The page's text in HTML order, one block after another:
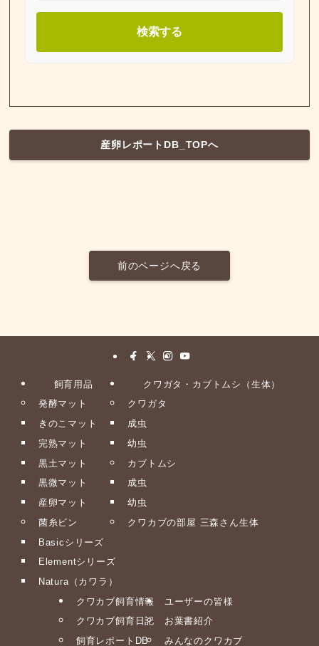
検索する
産卵レポートDB_TOPへ
前のページへ戻る
飼育用品
発酵マット
きのこマット
完熟マット
黒土マット
黒微マット
産卵マット
菌糸ビン
Basicシリーズ
Elementシリーズ
Natura（カワラ）
クワガタ・カブトムシ（生体）
クワガタ
成虫
幼虫
カブトムシ
成虫
幼虫
クワカブの部屋 三森さん生体
クワカブ飼育情報
クワカブ飼育日記
飼育レポートDB
ユーザーの皆様
お葉書紹介
みんなのクワカブ